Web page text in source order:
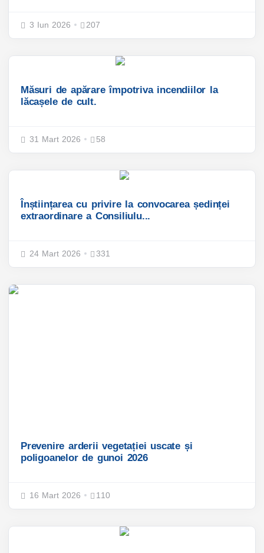
3 Iun 2026 207
Măsuri de apărare împotriva incendiilor la
lăcașele de cult.
31 Mart 2026 58
Înștiințarea cu privire la convocarea ședinței
extraordinare a Consiliulu...
24 Mart 2026 331
Prevenire arderii vegetației uscate și
poligoanelor de gunoi 2026
16 Mart 2026 110